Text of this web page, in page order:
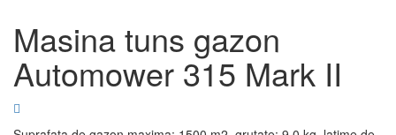
Masina tuns gazon
Automower 315 Mark II